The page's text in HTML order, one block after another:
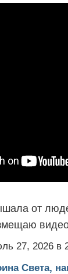
от
27, 2026 в
Света,